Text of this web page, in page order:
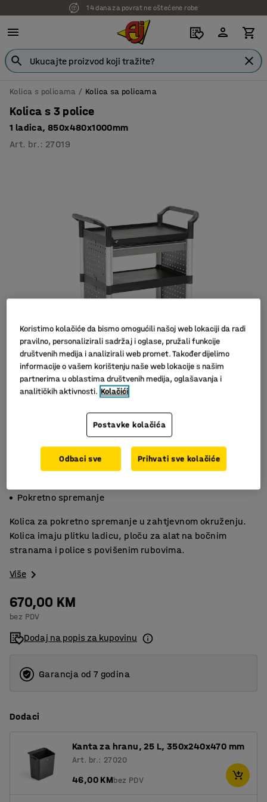
14 dana za povrat ne oštećene robe
Kolica s policama Kolica sa policama
Kolica s 3 police
1 ladica, 850x480x1000mm
Art. br. : 27019
Za zahtjevna okruženja
Pokretno spremanje
Kolica za pokretno spremanje u zahtjevnom okruženju.
Kolica imaju plitku ladicu, ploču za alat na bočnim
stranama i police s povišenim rubovima.
Više
670,00 KM
bez PDV
Dodaj na popis za kupovinu
Garancja od 7 godina
Dodaci
Kanta za hranu, 25 L, 350x240x470 mm
Art. br.: 27020
46,00 KMbez PDV
Koristimo kolačiće da bismo omogućili našoj web lokaciji da radi
pravilno, personalizirali sadržaj i oglase, pružali funkcije
društvenih medija i analizirali web promet. Također dijelimo
informacije o vašem korištenju naše web lokacije s našim
partnerima u oblastima društvenih medija, oglašavanja i
analitičkih aktivnosti. Kolačići
Postavke kolačića
Odbaci sve Prihvati sve kolačiće